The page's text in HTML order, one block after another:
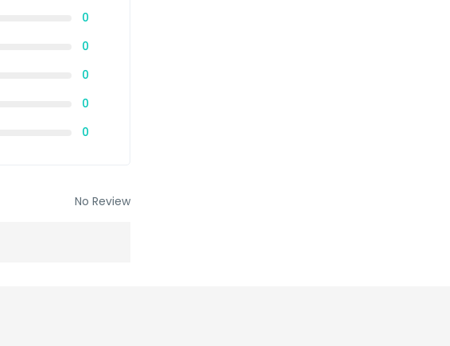
0
0
0
0
0
No Review